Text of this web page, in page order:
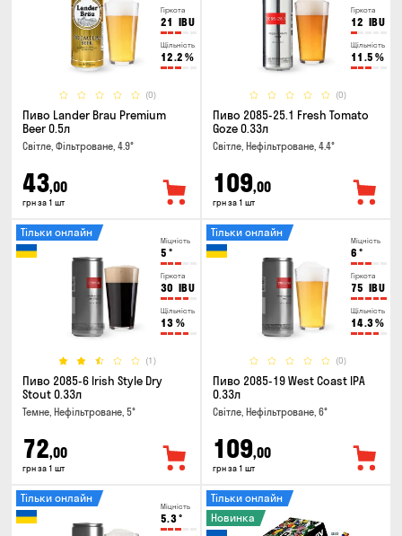
Гіркота
21 IBU
Щільність
12.2 %
(0)
Пиво Lander Brau Premium
Beer 0.5л
Світле, Фільтроване, 4.9°
43,00
грн за 1 шт
Гіркота
12 IBU
Щільність
11.5 %
(0)
Пиво 2085-25.1 Fresh Tomato
Goze 0.33л
Світле, Нефільтроване, 4.4°
109,00
грн за 1 шт
Міцність
5 °
Гіркота
30 IBU
Щільність
13 %
(1)
Тільки онлайн
Пиво 2085-6 Irish Style Dry
Stout 0.33л
Темне, Нефільтроване, 5°
72,00
грн за 1 шт
Міцність
6 °
Гіркота
75 IBU
Щільність
14.3%
(0)
Тільки онлайн
Пиво 2085-19 West Coast IPA
0.33л
Світле, Нефільтроване, 6°
109,00
грн за 1 шт
Міцність
5.3°
Тільки онлайн
Тільки онлайн
Новинка